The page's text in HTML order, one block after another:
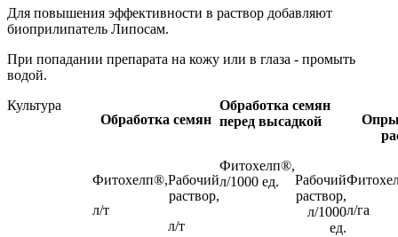
Для повышения эффективности в раствор добавляют
биоприлипатель Липосам.
При попадании препарата на кожу или в глаза - промыть
водой.
Культура
Обработка семян
Обработка семян
перед высадкой
Фитохелп®,
л/т
Рабочий
раствор,
л/т
Фитохелп®,
л/1000 ед.
Рабочий
раствор,
л/1000
ед.
л/га